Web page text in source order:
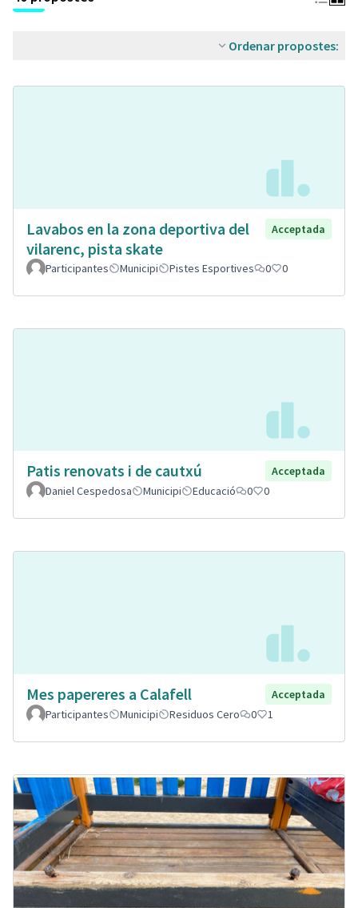
Ordenar propostes:
Lavabos en la zona deportiva del
vilarenc, pista skate
Acceptada
Participantes Municipi Pistes Esportives 0 0
Patis renovats i de cautxú
Acceptada
Daniel Cespedosa
Municipi Educació 0 0
Mes papereres a Calafell
Acceptada
Participantes
Municipi Residuos Cero 0 1